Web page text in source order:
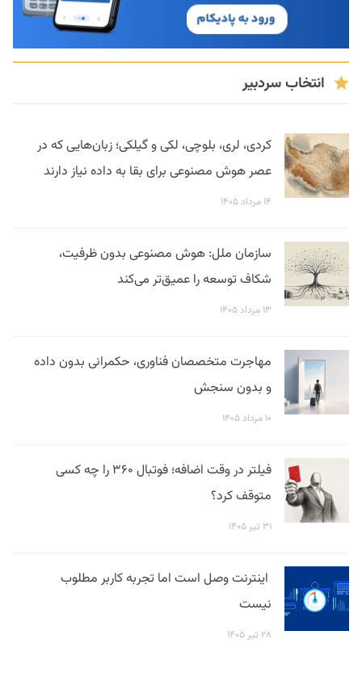
انتخاب سردبیر
کردی، لری، بلوچی، لکی و گیلکی؛ زبان‌هایی که در
عصر هوش مصنوعی برای بقا به داده نیاز دارند
۱۴ مرداد ۱۴۰۵
سازمان ملل: هوش مصنوعی بدون ظرفیت،
شکاف توسعه را عمیق‌تر می‌کند
۱۳ مرداد ۱۴۰۵
مهاجرت متخصصان فناوری، حکمرانی بدون داده
و بدون سنجش
۱۰ مرداد ۱۴۰۵
فیلتر در وقت اضافه؛ فوتبال ۳۶۰ را چه کسی
متوقف کرد؟
۳۱ تیر ۱۴۰۵
اینترنت وصل است اما تجربه کاربر مطلوب
نیست
۲۸ تیر ۱۴۰۵